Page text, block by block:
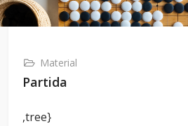
Material
Partida
,tree}